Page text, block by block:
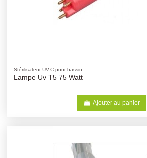
Stérilisateur UV-C pour bassin
Lampe Uv T5 75 Watt
Ajouter au panier